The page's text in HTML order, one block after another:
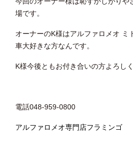
場です。
オーナーのK様はアルファロメオ ミ
車大好きな方なんです。
K様今後ともお付き合いの方よろし
電話048-959-0800
アルファロメオ専門店フラミンゴ